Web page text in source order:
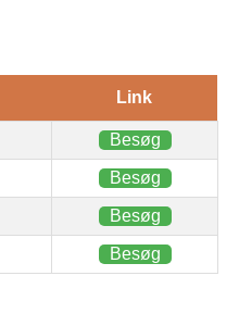
Link
Besøg
Besøg
Besøg
Besøg